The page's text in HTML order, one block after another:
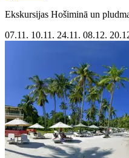
Ekskursijas Hošiminā un
07.11. 10.11. 24.11. 08.12.